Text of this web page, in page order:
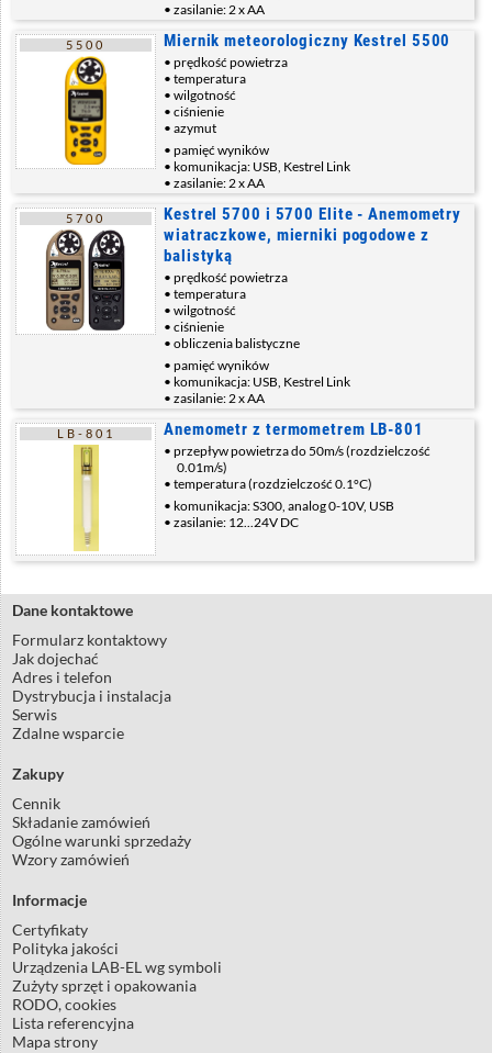
zasilanie: 2 x AA
5500 Miernik meteorologiczny Kestrel 5500
prędkość powietrza
temperatura
wilgotność
ciśnienie
azymut
pamięć wyników
komunikacja: USB, Kestrel Link
zasilanie: 2 x AA
5700
Kestrel 5700 i 5700 Elite - Anemometry
wiatraczkowe, mierniki pogodowe z
balistyką
prędkość powietrza
temperatura
wilgotność
ciśnienie
obliczenia balistyczne
pamięć wyników
komunikacja: USB, Kestrel Link
zasilanie: 2 x AA
LB-801 Anemometr z termometrem LB-801
przepływ powietrza do 50m/s (rozdzielczość
0.01m/s)
temperatura (rozdzielczość 0.1°C)
komunikacja: S300, analog 0-10V, USB
zasilanie: 12...24V DC
Dane kontaktowe
Formularz kontaktowy
Jak dojechać
Adres i telefon
Dystrybucja i instalacja
Serwis
Zdalne wsparcie
Zakupy
Cennik
Składanie zamówień
Ogólne warunki sprzedaży
Wzory zamówień
Informacje
Certyfikaty
Polityka jakości
Urządzenia LAB-EL wg symboli
Zużyty sprzęt i opakowania
RODO, cookies
Lista referencyjna
Mapa strony